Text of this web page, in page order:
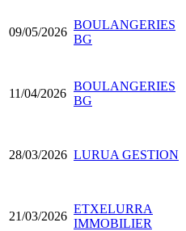
09/05/2026
BOULANGERIES
BG
11/04/2026
BOULANGERIES
BG
28/03/2026 LURUA GESTION
21/03/2026
ETXELURRA
IMMOBILIER